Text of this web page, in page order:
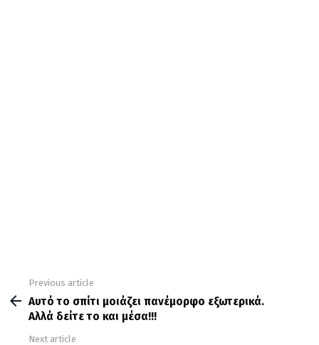
more
Previous article
Αυτό το σπίτι μοιάζει πανέμορφο εξωτερικά.
Αλλά δείτε το και μέσα!!!
Next article